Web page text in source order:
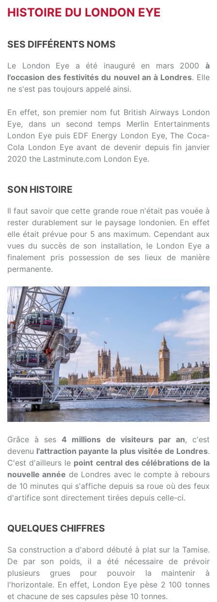
HISTOIRE DU LONDON EYE
SES DIFFÉRENTS NOMS
Le London Eye a été inauguré en mars 2000 à
l'occasion des festivités du nouvel an à Londres. Elle
ne s'est pas toujours appelé ainsi.
En effet, son premier nom fut British Airways London
Eye, dans un second temps Merlin Entertainments
London Eye puis EDF Energy London Eye, The Coca-
Cola London Eye avant de devenir depuis fin janvier
2020 the Lastminute.com London Eye.
SON HISTOIRE
Il faut savoir que cette grande roue n'était pas vouée à
rester durablement sur le paysage londonien. En effet
elle était prévue pour 5 ans maximum. Cependant aux
vues du succès de son installation, le London Eye a
finalement pris possession de ses lieux de manière
permanente.
Grâce à ses4 millions de visiteurs par an, c'est
devenu l'attraction payante la plus visitée de Londres.
C'est d'ailleurs le point central des célébrations de la
nouvelle année de Londres avec le compte à rebours
de 10 minutes qui s'affiche depuis sa roue où des feux
d'artifice sont directement tirées depuis celle-ci.
QUELQUES CHIFFRES
Sa construction a d'abord débuté à plat sur la Tamise.
De par son poids, il a été nécessaire de prévoir
plusieurs grues pour pouvoir la maintenir à
l'horizontale. En effet, London Eye pèse 2 100 tonnes
et chacune de ses capsules pèse 10 tonnes.